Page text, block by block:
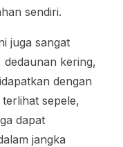
sendiri.
juga sangat
kering,
dengan
sepele,
dapat
jangka